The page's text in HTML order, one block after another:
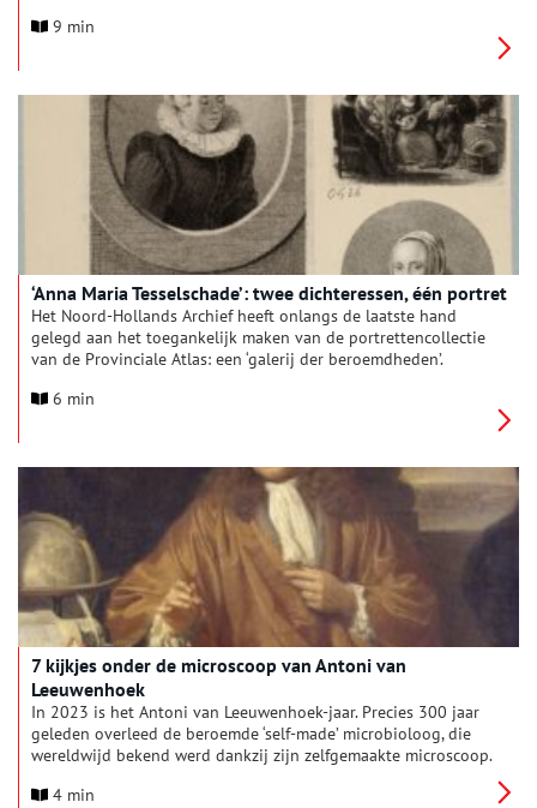
9 min
‘Anna Maria Tesselschade’: twee dichteressen, één portret
Het Noord-Hollands Archief heeft onlangs de laatste hand
gelegd aan het toegankelijk maken van de portrettencollectie
van de Provinciale Atlas: een ‘galerij der beroemdheden’.
geschiedenis doorzoekbaar. Daar behoren ook drie portretten
6 min
7 kijkjes onder de microscoop van Antoni van
Leeuwenhoek
In 2023 is het Antoni van Leeuwenhoek-jaar. Precies 300 jaar
geleden overleed de beroemde ‘self-made’ microbioloog, die
wereldwijd bekend werd dankzij zijn zelfgemaakte microscoop.
leven, zoals nog nooit iemand die gezien had. En dat zonder
4 min